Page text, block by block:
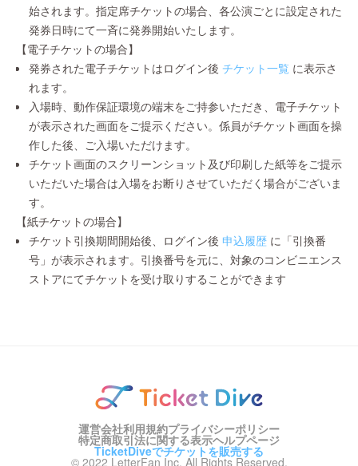
始されます。指定席チケットの場合、各公演ごとに設定された
発券日時にて一斉に発券開始いたします。
【電子チケットの場合】
発券された電子チケットはログイン後 チケット一覧 に表示さ
れます。
入場時、動作保証環境の端末をご持参いただき、電子チケット
が表示された画面をご提示ください。係員がチケット画面を操
作した後、ご入場いただけます。
チケット画面のスクリーンショット及び印刷した紙等をご提示
いただいた場合は入場をお断りさせていただく場合がございま
す。
【紙チケットの場合】
チケット引換期間開始後、ログイン後 申込履歴 に「引換番
号」が表示されます。引換番号を元に、対象のコンビニエンス
ストアにてチケットを受け取りすることができます
運営会社利用規約プライバシーポリシー
特定商取引法に関する表示ヘルプページ
TicketDiveでチケットを販売する
© 2022 LetterFan Inc. All Rights Reserved.